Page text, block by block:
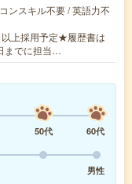
ンスキル不要 / 英語力不
上採用予定★履歴書は
までに担当…
50代
60代
男性